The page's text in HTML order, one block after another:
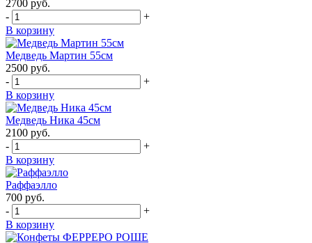
2700 руб.
-
+
В корзину
Медведь Мартин 55см
2500 руб.
-
+
В корзину
Медведь Ника 45см
2100 руб.
-
+
В корзину
Раффаэлло
700 руб.
-
+
В корзину